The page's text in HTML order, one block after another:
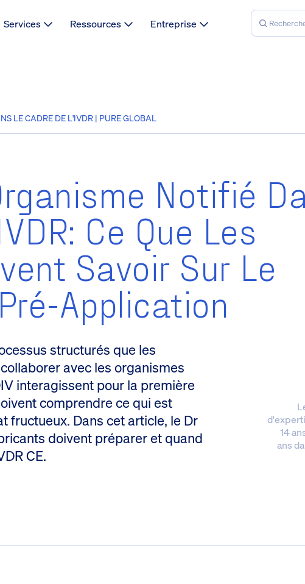
Services Ressources Entreprise
LE CADRE DE L'IVDR | PURE GLOBAL
Notifié
Ce Que Les
Savoir Sur Le
Application
structurés que les
avec les organismes
interagissent pour la première
comprendre ce qui est
fructueux. Dans cet article, le Dr
doivent préparer et quand
CE.
14
ans